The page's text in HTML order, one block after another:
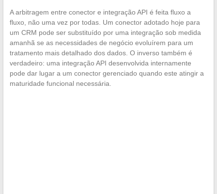
A arbitragem entre conector e integração API é feita fluxo a
fluxo, não uma vez por todas. Um conector adotado hoje para
um CRM pode ser substituído por uma integração sob medida
amanhã se as necessidades de negócio evoluírem para um
tratamento mais detalhado dos dados. O inverso também é
verdadeiro: uma integração API desenvolvida internamente
pode dar lugar a um conector gerenciado quando este atingir a
maturidade funcional necessária.